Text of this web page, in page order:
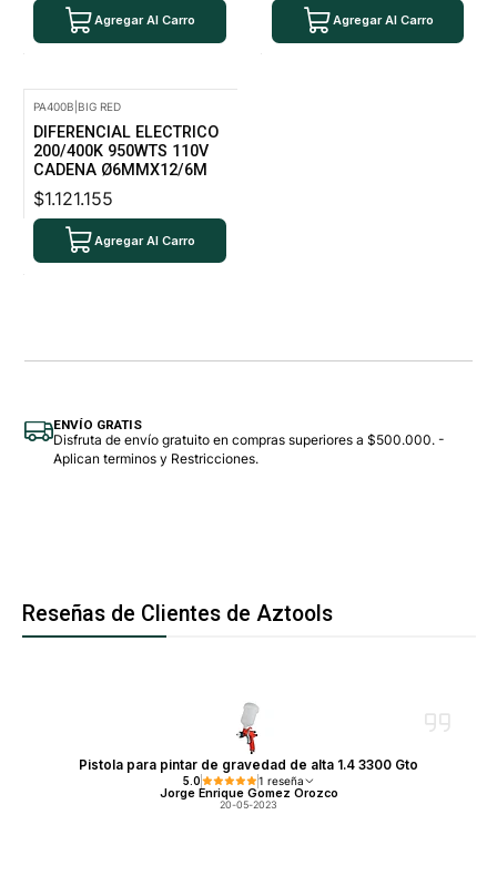
Agregar Al Carro Agregar Al Carro
PA400B BIG RED
DIFERENCIAL ELECTRICO
200/400K 950WTS 110V
CADENA Ø6MMX12/6M
$1.121.155
Agregar Al Carro
ENVÍO GRATIS
Disfruta de envío gratuito en compras superiores a $500.000. -
Aplican terminos y Restricciones.
Reseñas de Clientes de Aztools
Pistola para pintar de gravedad de alta 1.4 3300 Gto
5.0 1 reseña
Jorge Enrique Gomez Orozco
20-05-2023